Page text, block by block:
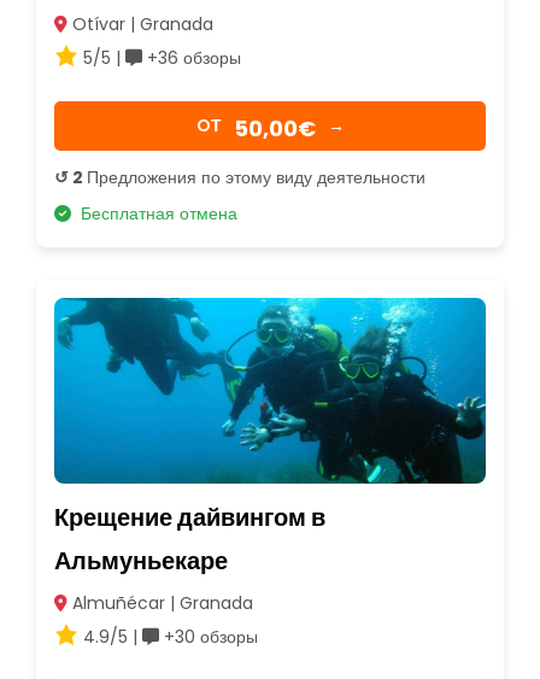
Otívar | Granada
5/5 |
+36 обзоры
OТ 50,00€ →
↺ 2 Предложения по этому виду деятельности
Бесплатная отмена
Крещение дайвингом в
Альмуньекаре
Almuñécar | Granada
4.9/5 |
+30 обзоры